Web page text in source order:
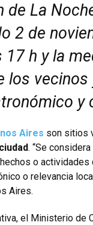
de La
2 de
h y la
los
y
Aires son sitios
. “Se
o
o relevancia
Aires.
el Ministerio